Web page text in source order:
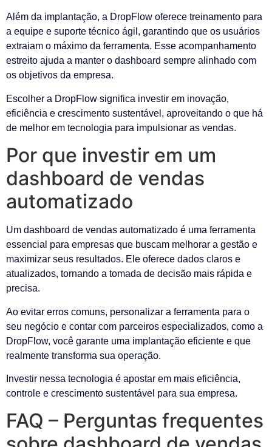
Além da implantação, a DropFlow oferece treinamento para
a equipe e suporte técnico ágil, garantindo que os usuários
extraiam o máximo da ferramenta. Esse acompanhamento
estreito ajuda a manter o dashboard sempre alinhado com
os objetivos da empresa.
Escolher a DropFlow significa investir em inovação,
eficiência e crescimento sustentável, aproveitando o que há
de melhor em tecnologia para impulsionar as vendas.
Por que investir em um
dashboard de vendas
automatizado
Um dashboard de vendas automatizado é uma ferramenta
essencial para empresas que buscam melhorar a gestão e
maximizar seus resultados. Ele oferece dados claros e
atualizados, tornando a tomada de decisão mais rápida e
precisa.
Ao evitar erros comuns, personalizar a ferramenta para o
seu negócio e contar com parceiros especializados, como a
DropFlow, você garante uma implantação eficiente e que
realmente transforma sua operação.
Investir nessa tecnologia é apostar em mais eficiência,
controle e crescimento sustentável para sua empresa.
FAQ – Perguntas frequentes